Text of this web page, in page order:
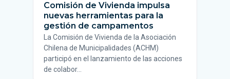
Comisión de Vivienda impulsa
nuevas herramientas para la
gestión de campamentos
La Comisión de Vivienda de la Asociación
Chilena de Municipalidades (ACHM)
participó en el lanzamiento de las acciones
de colabor…